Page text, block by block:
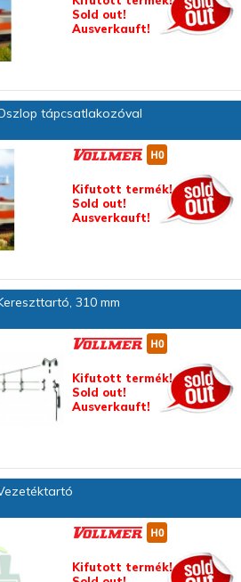
Sold out!
Ausverkauft!
tápcsatlakozóval
Kifutott termék!
Sold out!
Ausverkauft!
310 mm
Kifutott termék!
Sold out!
Ausverkauft!
Kifutott termék!